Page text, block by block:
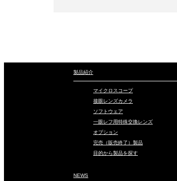
製品紹介
マイクロスコープ
接眼レンズカメラ
ソフトウェア
一眼レフ用特殊交換レンズ
オプション
完売（販売終了）製品
目的から製品を探す
NEWS